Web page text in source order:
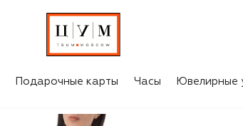
Подарочные карты Часы Ювелирные